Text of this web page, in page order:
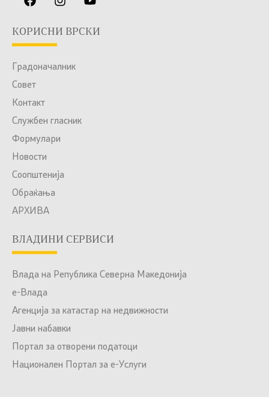
КОРИСНИ ВРСКИ
Градоначалник
Совет
Контакт
Службен гласник
Формулари
Новости
Соопштенија
Обраќања
АРХИВА
ВЛАДИНИ СЕРВИСИ
Влада на Република Северна Македонија
е-Влада
Агенција за катастар на недвижности
Јавни набавки
Портал за отворени податоци
Национален Портал за е-Услуги